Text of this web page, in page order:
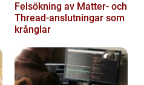
Felsökning av Matter‑ och
Thread‑anslutningar som
krånglar